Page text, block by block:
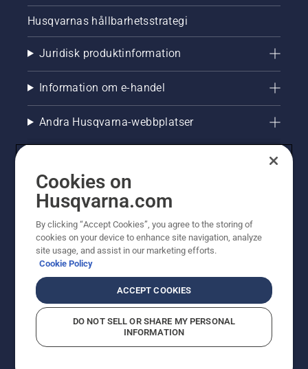
Husqvarnas hållbarhetsstrategi
Juridisk produktinformation
Information om e-handel
Andra Husqvarna-webbplatser
© Husqvarna AB (publ). All rights reserved. Priserna
som visas är rekommenderade cirkapriser. Alla angivna
priser är rekommenderade försäljningspriser (inkl.
moms) om inte produkten är tillgänglig för direkt köp.
CookiepolicyAnvändningsvillkor Sekretessmeddelande
Företagsinformation
Cookies on
Husqvarna.com
By clicking “Accept Cookies”, you agree to the storing of
cookies on your device to enhance site navigation, analyze
site usage, and assist in our marketing efforts.
Cookie Policy
ACCEPT COOKIES
DO NOT SELL OR SHARE MY PERSONAL
INFORMATION